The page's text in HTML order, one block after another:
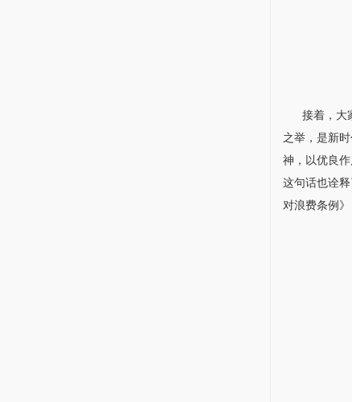
接着，大家
之举，是新
神，以优良
这句话也诠
对浪费条例